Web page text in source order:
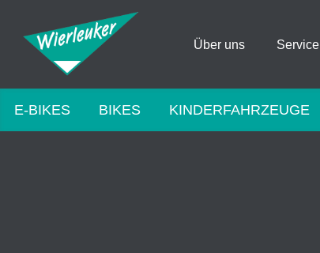
Über uns Service
E-BIKES BIKES KINDERFAHRZEUGE